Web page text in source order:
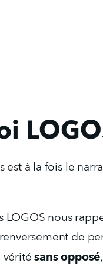
est à la fois le
LOGOS nous
de
vérité sans opposé